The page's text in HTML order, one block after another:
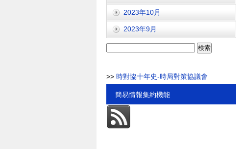
2023年10月
2023年9月
>> 時對協十年史-時局對策協議會
簡易情報集約機能